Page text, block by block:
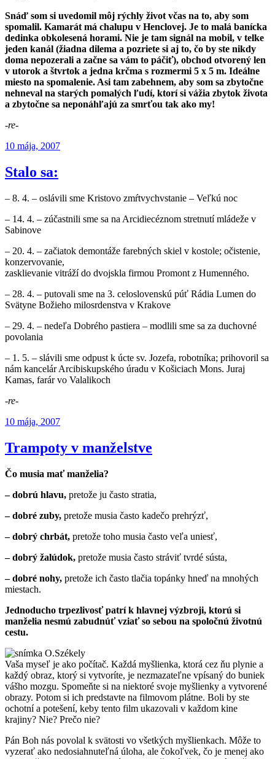
Snáď som si uvedomil môj rýchly život včas na to, aby som
spomalil. Kamarát má chalupu v Henclovej. Je to malá banícka
dedinka obkolesená horami. Nie je tam signál na mobil, v telke
jeden kanál (žiadna dilema a pozriete si aj to, čo by ste nikdy
doma nepozerali a začne sa vám to páčiť), obchod otvorený len
v utorok a štvrtok a jedna krčma s rozmermi 5 x 5 m. Ideálne
miesto na spomalenie. Asi tam zabehnem, aby som sa zbytočne
nehneval na starých pomalých ľudí, ktorí si vážia zbytok života
a zbytočne sa neponáhľajú za smrťou tak ako my!
-re-
Publikované
10 mája, 2007
Stalo sa:
– 8. 4. – oslávili sme Kristovo zmŕtvychvstanie – Veľkú noc
– 14. 4. – zúčastnili sme sa na Arcidiecéznom stretnutí mládeže v
Sabinove
– 20. 4. – začiatok demontáže farebných skiel v kostole; očistenie,
konzervovanie,
zasklievanie vitráží do dvojskla firmou Promont z Humenného.
– 28. 4. – putovali sme na 3. celoslovenskú púť Rádia Lumen do
Svätyne Božieho milosrdenstva v Krakove
– 29. 4. – nedeľa Dobrého pastiera – modlili sme sa za duchovné
povolania
– 1. 5. – slávili sme odpust k úcte sv. Jozefa, robotníka; prihovoril sa
nám kancelár Arcibiskupského úradu v Košiciach Mons. Juraj
Kamas, farár vo Valalikoch
-re-
Publikované
10 mája, 2007
Trampoty v manželstve
Čo musia mať manželia?
– dobrú hlavu, pretože ju často stratia,
– dobré zuby, pretože musia často kadečo prehrýzť,
– dobrý chrbát, pretože toho musia často veľa uniesť,
– dobrý žalúdok, pretože musia často stráviť tvrdé sústa,
– dobré nohy, pretože ich často tlačia topánky hneď na mnohých
miestach.
Jednoducho trpezlivosť patrí k hlavnej výzbroji, ktorú si
manželia nesmú zabudnúť vziať so sebou na spoločnú životnú
cestu.
Vaša myseľ je ako počítač. Každá myšlienka, ktorá cez ňu plynie a
každý obraz, ktorý si vytvoríte, je nezmazateľne vpísaný do buniek
vášho mozgu. Spomeňte si na niektoré svoje myšlienky a vytvorené
obrazy. Potom si ich predstavte na filmovom plátne. Boli by ste
ochotní a potešení, keby tento film ukazovali v každom kine
krajiny? Nie? Prečo nie?
Pán Boh nás povolal k svätosti vo všetkých myšlienkach. Môže to
vyzerať ako nedosiahnuteľná úloha, ale čokoľvek, čo je menej ako